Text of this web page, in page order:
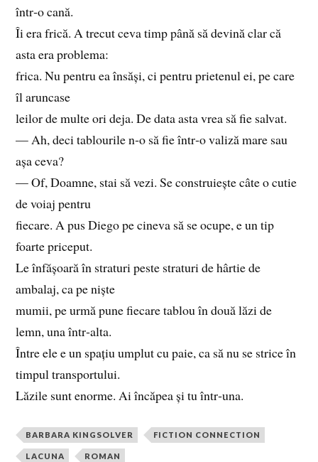
într‑o cană.
Îi era frică. A trecut ceva timp până să devină clar că
asta era problema:
frica. Nu pentru ea însăși, ci pentru prietenul ei, pe care
îl aruncase
leilor de multe ori deja. De data asta vrea să fie salvat.
— Ah, deci tablourile n‑o să fie într‑o valiză mare sau
așa ceva?
— Of, Doamne, stai să vezi. Se construiește câte o cutie
de voiaj pentru
fiecare. A pus Diego pe cineva să se ocupe, e un tip
foarte priceput.
Le înfășoară în straturi peste straturi de hârtie de
ambalaj, ca pe niște
mumii, pe urmă pune fiecare tablou în două lăzi de
lemn, una într‑alta.
Între ele e un spațiu umplut cu paie, ca să nu se strice în
timpul transportului.
Lăzile sunt enorme. Ai încăpea și tu într‑una.
BARBARA KINGSOLVER FICTION CONNECTION
LACUNA ROMAN